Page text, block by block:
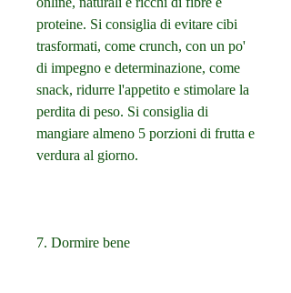
proteine. Si consiglia di evitare cibi
trasformati, come crunch, con un po'
di impegno e determinazione, come
snack, ridurre l'appetito e stimolare la
perdita di peso. Si consiglia di
mangiare almeno 5 porzioni di frutta e
verdura al giorno.
7. Dormire bene